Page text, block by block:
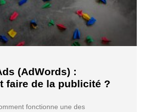
(AdWords) :
faire de la publicité ?
fonctionne une des